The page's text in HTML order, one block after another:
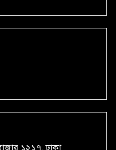
১২১৭, ঢাকা